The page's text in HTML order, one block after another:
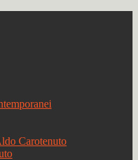
Carotenuto